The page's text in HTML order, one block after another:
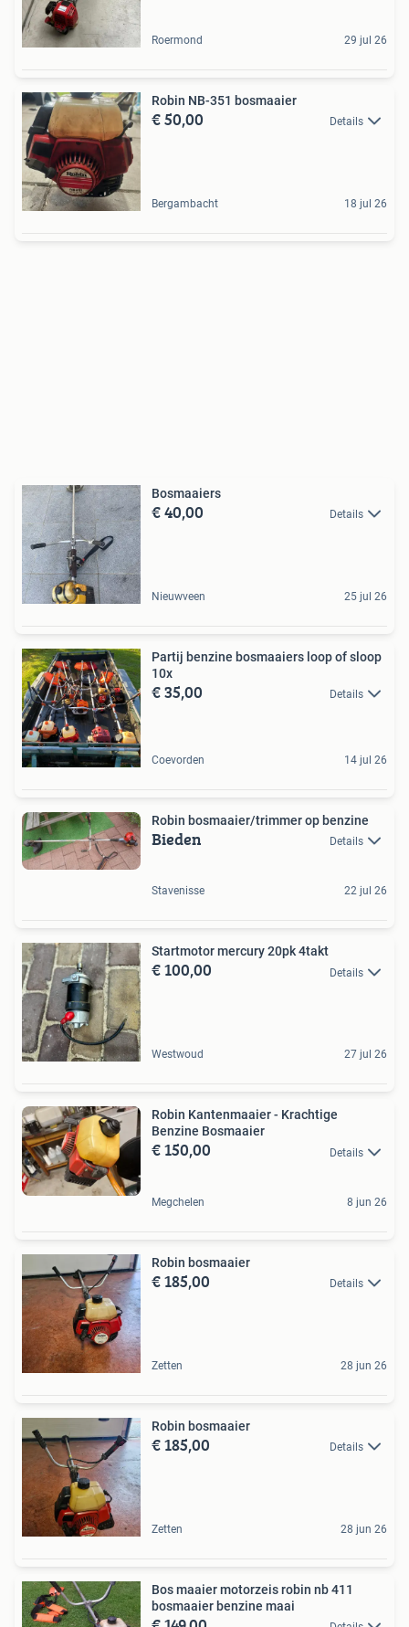
Roermond 29 jul 26
Robin NB-351 bosmaaier
€ 50,00 Details
Bergambacht 18 jul 26
Bosmaaiers
€ 40,00 Details
Nieuwveen 25 jul 26
Partij benzine bosmaaiers loop of sloop
10x
€ 35,00 Details
Coevorden 14 jul 26
Robin bosmaaier/trimmer op benzine
Bieden Details
Stavenisse 22 jul 26
Startmotor mercury 20pk 4takt
€ 100,00 Details
Westwoud 27 jul 26
Robin Kantenmaaier - Krachtige
Benzine Bosmaaier
€ 150,00 Details
Megchelen 8 jun 26
Robin bosmaaier
€ 185,00 Details
Zetten 28 jun 26
Robin bosmaaier
€ 185,00 Details
Zetten 28 jun 26
Bos maaier motorzeis robin nb 411
bosmaaier benzine maai